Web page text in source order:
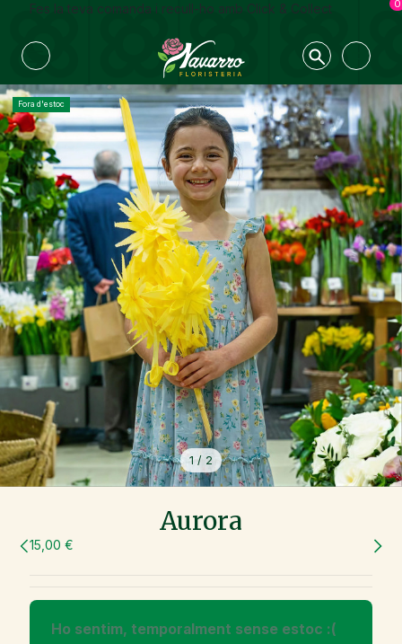
Fes la teva comanda i recull-ho amb Click & Collect 0
Fora d'estoc
1 / 2
Aurora
15,00 €
Ho sentim, temporalment sense estoc :(